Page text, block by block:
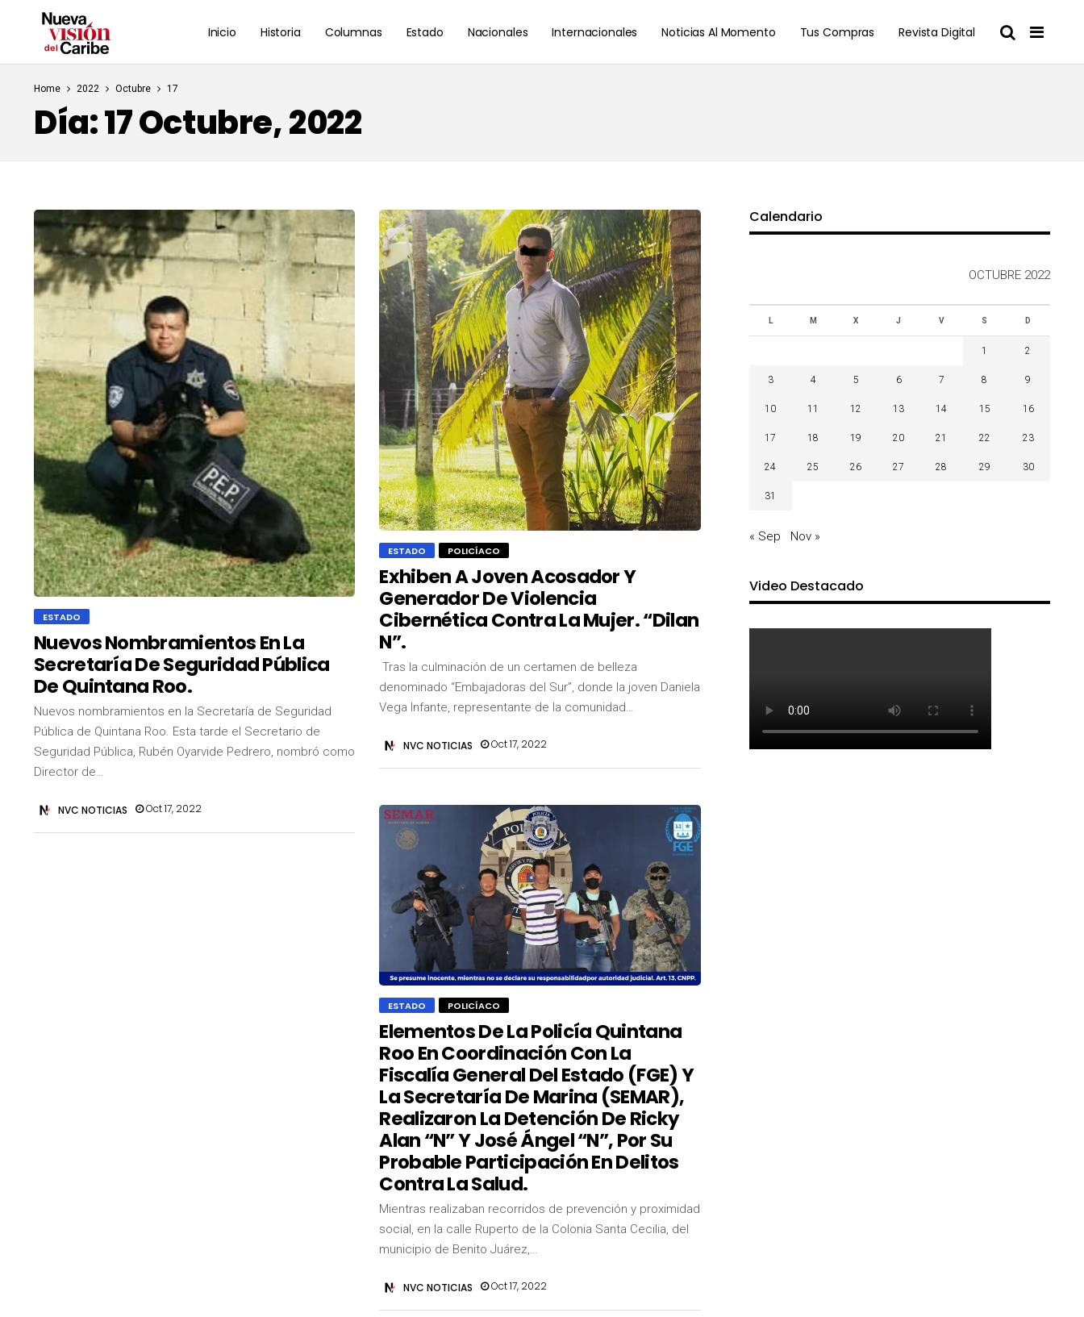
Inicio Historia Columnas Estado Nacionales Internacionales Noticias Al Momento Tus Compras Revista Digital
Home 2022 Octubre 17
Día:17 Octubre, 2022
ESTADO
Nuevos Nombramientos En La
Secretaría De Seguridad Pública
De Quintana Roo.
Nuevos nombramientos en la Secretaría de Seguridad
Pública de Quintana Roo. Esta tarde el Secretario de
Seguridad Pública, Rubén Oyarvide Pedrero, nombró como
Director de…
NVC NOTICIAS Oct 17, 2022
ESTADO POLICÍACO
Exhiben A Joven Acosador Y
Generador De Violencia
Cibernética Contra La Mujer. “Dilan
N”.
Tras la culminación de un certamen de belleza
denominado “Embajadoras del Sur”, donde la joven Daniela
Vega Infante, representante de la comunidad…
NVC NOTICIAS Oct 17, 2022
ESTADO POLICÍACO
Elementos De La Policía Quintana
Roo En Coordinación Con La
Fiscalía General Del Estado (FGE) Y
La Secretaría De Marina (SEMAR),
Realizaron La Detención De Ricky
Alan “N” Y José Ángel “N”, Por Su
Probable Participación En Delitos
Contra La Salud.
Mientras realizaban recorridos de prevención y proximidad
social, en la calle Ruperto de la Colonia Santa Cecilia, del
municipio de Benito Juárez,…
NVC NOTICIAS Oct 17, 2022
Calendario
OCTUBRE 2022
L M X J V S D
1 2
3 4 5 6 7 8 9
10 11 12 13 14 15 16
17 18 19 20 21 22 23
24 25 26 27 28 29 30
31
« Sep Nov »
Video Destacado